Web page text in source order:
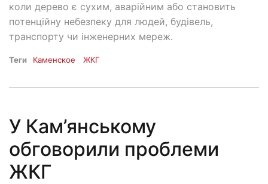
коли дерево є сухим, аварійним або становить
потенційну небезпеку для людей, будівель,
транспорту чи інженерних мереж.
Теги Каменское ЖКГ
У Кам’янському
обговорили проблеми
ЖКГ